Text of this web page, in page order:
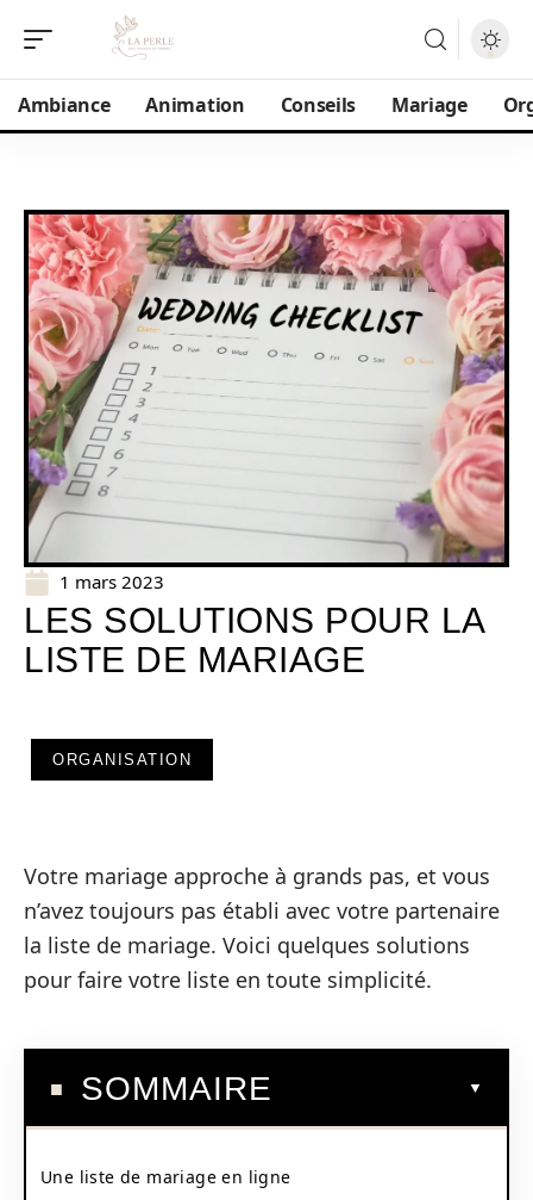
Ambiance Animation Conseils Mariage
1 mars 2023
LES SOLUTIONS POUR LA
LISTE DE MARIAGE
ORGANISATION
Votre mariage approche à grands pas, et vous
n’avez toujours pas établi avec votre partenaire
la liste de mariage. Voici quelques solutions
pour faire votre liste en toute simplicité.
SOMMAIRE
Une liste de mariage en ligne